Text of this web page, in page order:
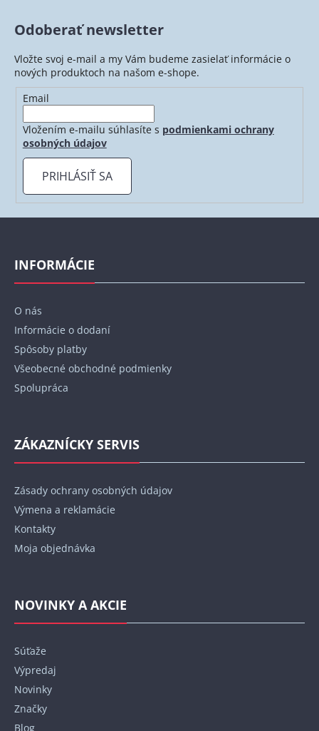
i
e
p
r
v
v
e
Odoberať newsletter
Vložte svoj e-mail a my Vám budeme zasielať informácie o
nových produktoch na našom e-shope.
Email
Vložením e-mailu súhlasíte s podmienkami ochrany
osobných údajov
PRIHLÁSIŤ SA
Z
INFORMÁCIE
O nás
Informácie o dodaní
Spôsoby platby
Všeobecné obchodné podmienky
Spolupráca
ZÁKAZNÍCKY SERVIS
Zásady ochrany osobných údajov
Výmena a reklamácie
Kontakty
Moja objednávka
NOVINKY A AKCIE
Súťaže
Výpredaj
Novinky
Značky
Blog